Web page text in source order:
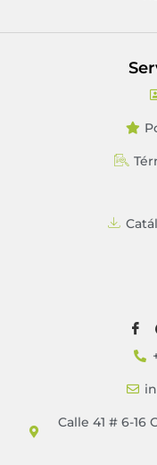
Calle 41 # 6-